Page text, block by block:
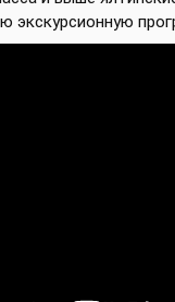
экскурсионную